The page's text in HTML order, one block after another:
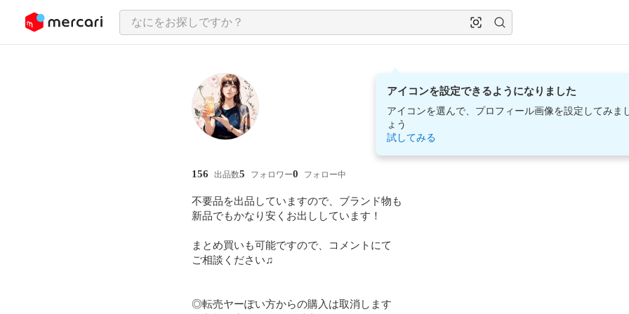
ツにスキップ
アイコンを設定できるようになりました
アイコンを選んで、プロフィール画像を設定してみま
ょう
試してみる
156 出品数5 フォロワー0 フォロー中
不要品を出品していますので、ブランド物も
新品でもかなり安くお出ししています！
まとめ買いも可能ですので、コメントにて
ご相談ください♫
◎転売ヤーぽい方からの購入は取消します